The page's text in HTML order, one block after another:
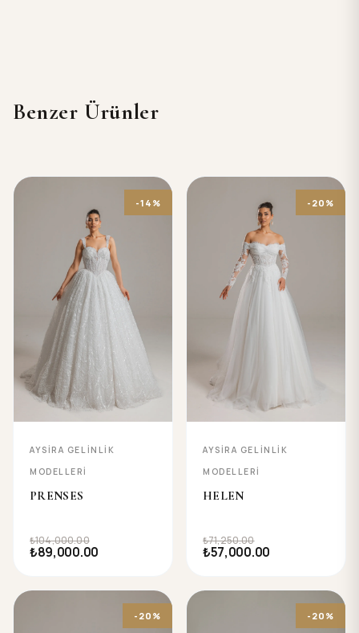
Benzer Ürünler
-14%
AYSIRA GELINLIK
MODELLERI
PRENSES
₺104,000.00
₺89,000.00
-20%
AYSIRA GELINLIK
MODELLERI
HELEN
₺71,250.00
₺57,000.00
-20% -20%